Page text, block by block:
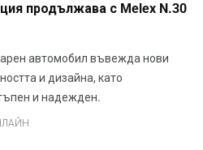
продължава с Melex N.30
автомобил въвежда нови
и дизайна, като
и надежден.